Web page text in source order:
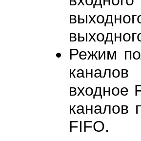
Режим
входное
каналов
FIFO.